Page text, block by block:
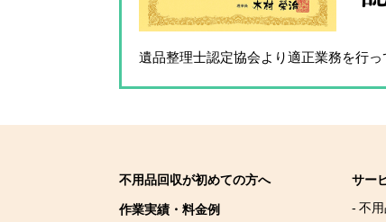
遺品整理士認定協会より適正業務を行
不用品回収が初めての方へ
作業実績・料金例
サー
- 不